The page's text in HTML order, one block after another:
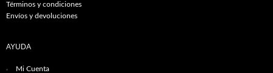
Términos y condiciones
Envíos y devoluciones
AYUDA
Mi Cuenta